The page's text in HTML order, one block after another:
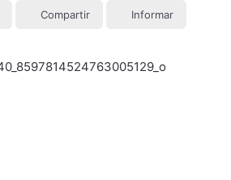
Compartir Informar